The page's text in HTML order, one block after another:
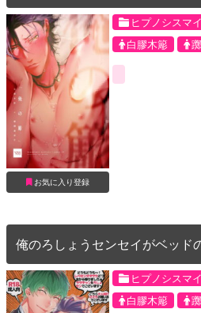
お気に入り登録
ヒプノシスマ
白膠木簓
俺のろしょうセンセイがベッド
ヒプノシスマ
白膠木簓